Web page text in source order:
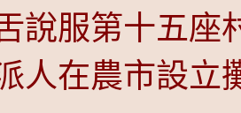
說服第十五座
人在農市設立